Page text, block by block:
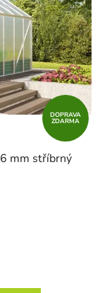
DOPRAVA
ZDARMA
mm stříbrný